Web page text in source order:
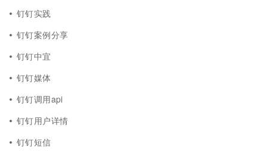
钉钉实践
钉钉案例分享
钉钉中宜
钉钉媒体
钉钉调用api
钉钉用户详情
钉钉短信